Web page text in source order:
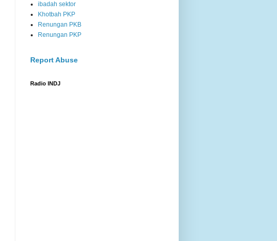
ibadah sektor
Khotbah PKP
Renungan PKB
Renungan PKP
Report Abuse
Radio INDJ